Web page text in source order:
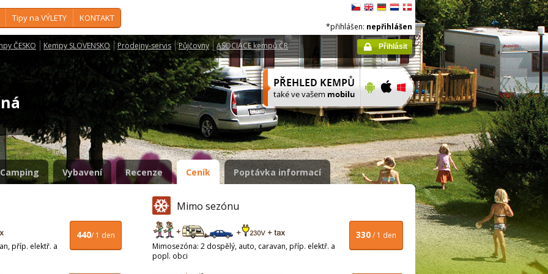
Tipy na VÝLETY KONTAKT
ČESKO Kempy SLOVENSKO Prodejny-servis Půjčovny ASOCIACE kempů ČR
*přihlášen: nepřihlášen
Přihlásit
Camping Vybavení Recenze Ceník Poptávka informací
440/ 1 den
příp. elektř. a
Mimo sezónu
330/ 1 den
Mimosezóna: 2 dospělý, auto, caravan, příp. elektř. a
popl. obci